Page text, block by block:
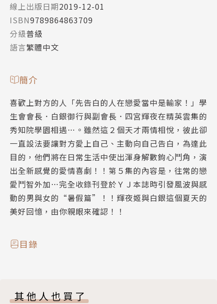
線上出版日期2019-12-01
ISBN9789864863709
分級普級
語言繁體中文
簡介
喜歡上對方的人「先告白的人在戀愛當中是輸家！」學
生會會長．白銀御行與副會長．四宮輝夜在精英雲集的
秀知院學園相遇…。雖然這２個天才兩情相悅，彼此卻
一直設法要讓對方愛上自己、主動向自己告白，為達此
目的，他們將在日常生活中使出渾身解數鉤心鬥角，演
出全新感覺的愛情喜劇！！第５集的內容是，往常的戀
愛鬥智外加…完全收錄刊登於ＹＪ本誌時引發風波與感
動的男與女的“暑假篇”！！輝夜姬與白銀這個夏天的
美好回憶，由你親眼來確認！！
目錄
其他人也買了